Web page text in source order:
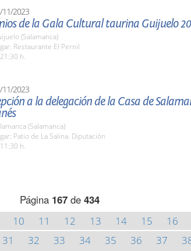
11/2023
de la Gala Cultural taurina Guijuelo
(Salamanca)
Restaurante El Pernil
h.
11/2023
a la delegación de la Casa de
(Salamanca)
Patio de La Salina. Diputación
h.
Página 167de 434
10 11 12 13 14 15 16
31 32 33 34 35 36 37